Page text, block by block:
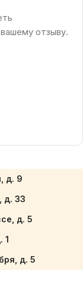
отзыву.
д. 9
д. 33
д. 5
1
д. 5